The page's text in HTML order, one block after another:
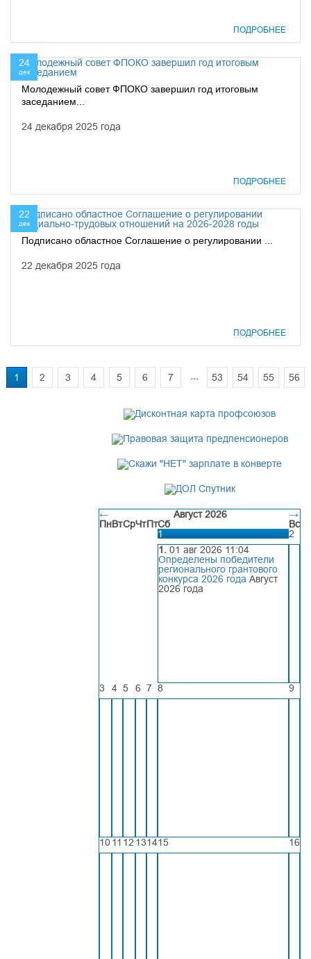
ПОДРОБНЕЕ
24
дек
Молодежный совет ФПОКО завершил год итоговым
заседанием...
24 декабря 2025 года
ПОДРОБНЕЕ
22
дек
Подписано областное Соглашение о регулировании ...
22 декабря 2025 года
ПОДРОБНЕЕ
1 2 3 4 5 6 7 ... 53 54 55 56
← Август 2026
→
ПнВтСрЧтПтСб
Вс
1
1. 01 авг 2026 11:04
Определены победители
регионального грантового
конкурса 2026 года Август
2026 года
2
3 4 5 6 7 8 9
10 11 12 131415 16